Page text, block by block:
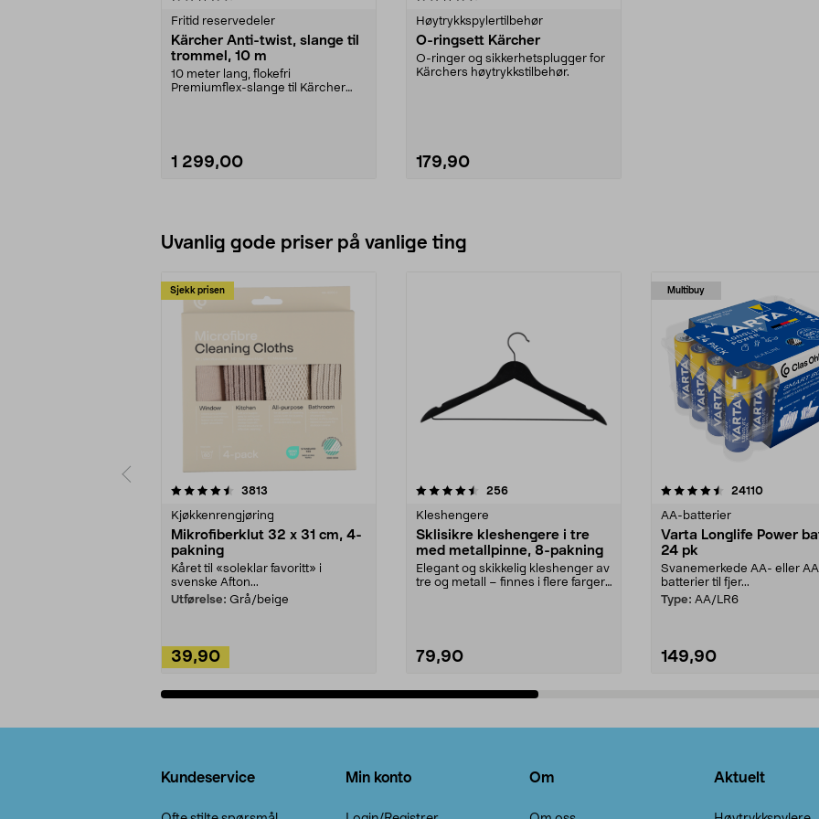
Fritid reservedeler
Kärcher Anti-twist, slange til
trommel, 10 m
10 meter lang, flokefri
Premiumflex-slange til Kärcher
1 299,00
Høytrykkspylertilbehør
O-ringsett Kärcher
O-ringer og sikkerhetsplugger for
Kärchers høytrykkstilbehør.
179,90
Uvanlig gode priser på vanlige ting
Sjekk prisen
3813
Kjøkkenrengjøring
Mikrofiberklut 32 x 31 cm, 4-
pakning
Kåret til «soleklar favoritt» i
svenske Afton...
Utførelse: Grå/beige
39,90
4.5av 5 stjerner 256anmeldelser
Kleshengere
Sklisikre kleshengere i tre
med metallpinne, 8-pakning
Elegant og skikkelig kleshenger av
tre og metall – finnes i flere farger.
79,90
Multibuy
4.5av 5 stjerner 24110
AA-batterier
Varta Longlife Power
24 pk
Svanemerkede AA- eller
batterier til fjer...
Type: AA/LR6
149,90
4.5av 5 stjerner
Kundeservice Min konto Om Aktuelt